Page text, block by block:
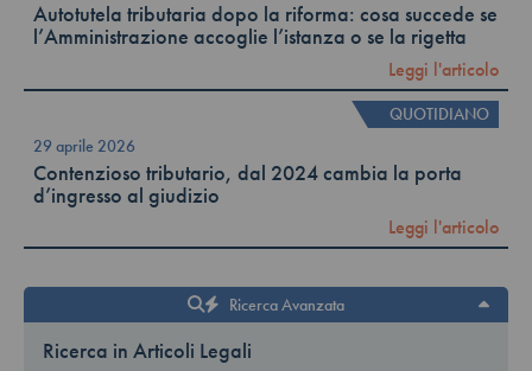
Autotutela tributaria dopo la riforma: cosa succede se
l’Amministrazione accoglie l’istanza o se la rigetta
Leggi l'articolo
QUOTIDIANO
29 aprile 2026
Contenzioso tributario, dal 2024 cambia la porta
d’ingresso al giudizio
Leggi l'articolo
Ricerca Avanzata
Ricerca in Articoli Legali